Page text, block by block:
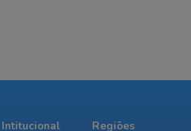
Intitucional Regiões